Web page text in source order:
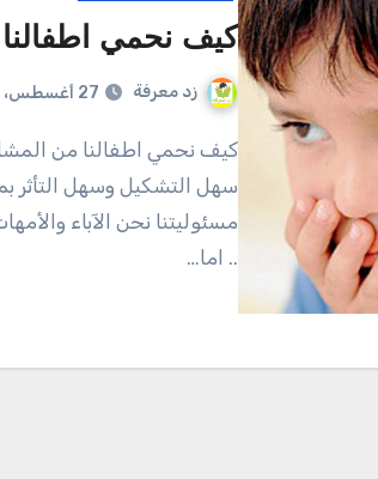
كيف نحمي
زد معرفة 27 أغسطس، 2023
كيف نحمي اطفالنا من المشاكل النفسية الطفل كائن رقيق
سهل التشكيل وسهل التأثر
مسئوليتنا نحن الآباء
.. اما…